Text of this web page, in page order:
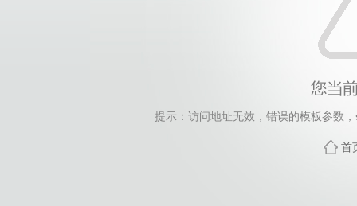
提示：访问地址无效，错误的模板参数
首